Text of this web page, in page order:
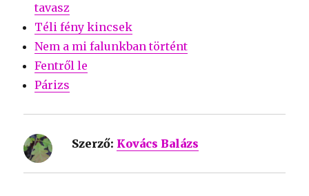
tavasz
Téli fény kincsek
Nem a mi falunkban történt
Fentről le
Párizs
Szerző: Kovács Balázs